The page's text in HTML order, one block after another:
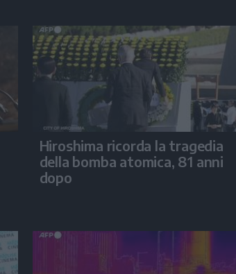
Hiroshima ricorda la tragedia
della bomba atomica, 81 anni
dopo